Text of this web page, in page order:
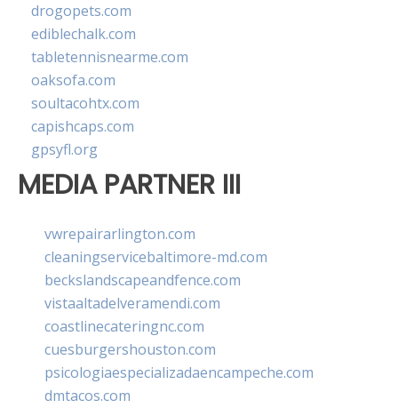
drogopets.com
ediblechalk.com
tabletennisnearme.com
oaksofa.com
soultacohtx.com
capishcaps.com
gpsyfl.org
MEDIA PARTNER III
vwrepairarlington.com
cleaningservicebaltimore-md.com
beckslandscapeandfence.com
vistaaltadelveramendi.com
coastlinecateringnc.com
cuesburgershouston.com
psicologiaespecializadaencampeche.com
dmtacos.com